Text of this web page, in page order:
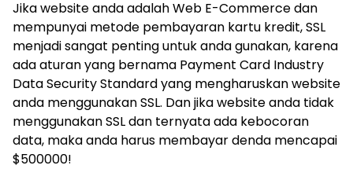
Jika website anda adalah Web E-Commerce dan
mempunyai metode pembayaran kartu kredit, SSL
menjadi sangat penting untuk anda gunakan, karena
ada aturan yang bernama Payment Card Industry
Data Security Standard yang mengharuskan website
anda menggunakan SSL. Dan jika website anda tidak
menggunakan SSL dan ternyata ada kebocoran
data, maka anda harus membayar denda mencapai
$500000!